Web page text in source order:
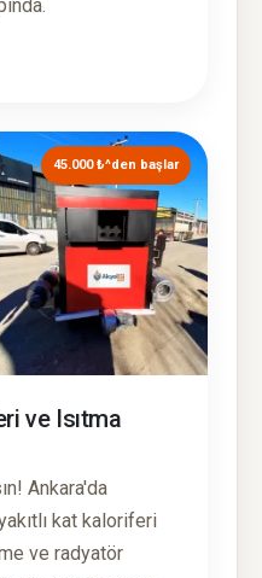
45.000 ₺^den başlar
ve Isıtma
Ankara'da
kat kaloriferi
ve radyatör